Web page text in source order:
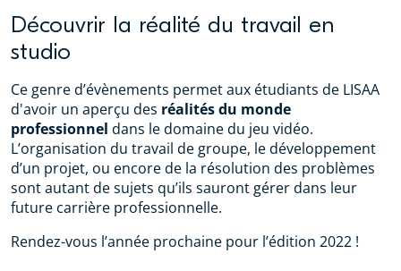
Découvrir la réalité du travail en
studio
Ce genre d’évènements permet aux étudiants de LISAA
d'avoir un aperçu des réalités du monde
professionnel dans le domaine du jeu vidéo.
L’organisation du travail de groupe, le développement
d’un projet, ou encore de la résolution des problèmes
sont autant de sujets qu’ils sauront gérer dans leur
future carrière professionnelle.
Rendez-vous l’année prochaine pour l’édition 2022 !